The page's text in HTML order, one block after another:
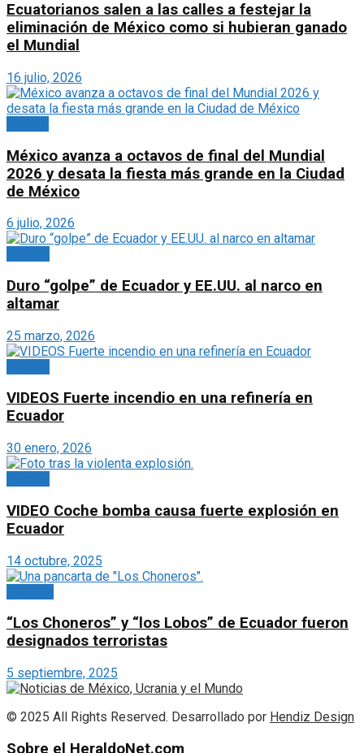
Ecuatorianos salen a las calles a festejar la
eliminación de México como si hubieran ganado
el Mundial
16 julio, 2026
México avanza a octavos de final del Mundial
2026 y desata la fiesta más grande en la Ciudad
de México
6 julio, 2026
Duro “golpe” de Ecuador y EE.UU. al narco en
altamar
25 marzo, 2026
VIDEOS Fuerte incendio en una refinería en
Ecuador
30 enero, 2026
VIDEO Coche bomba causa fuerte explosión en
Ecuador
14 octubre, 2025
“Los Choneros” y “los Lobos” de Ecuador fueron
designados terroristas
5 septiembre, 2025
© 2025 All Rights Reserved. Desarrollado por Hendiz Design
Sobre el HeraldoNet.com